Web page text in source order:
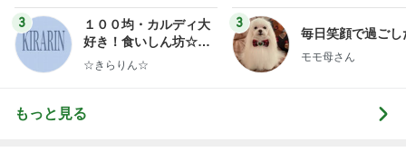
3
１００均・カルディ大
好き！食いしん坊☆き
らりん☆のブログ
☆きらりん☆
3
毎日笑顔で過ごし
モモ母さん
もっと見る